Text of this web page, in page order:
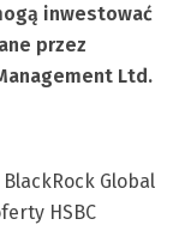
inwestować
przez
Ltd.
Global
HSBC